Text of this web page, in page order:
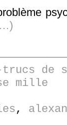
de
mille
,